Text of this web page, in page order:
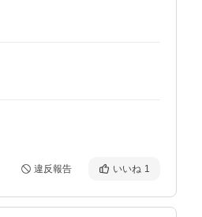
違反報告 いいね 1